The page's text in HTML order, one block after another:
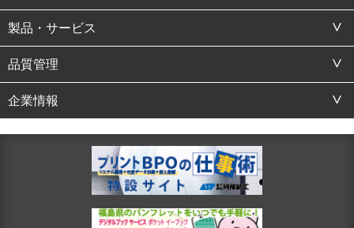
製品・サービス
品質管理
企業情報